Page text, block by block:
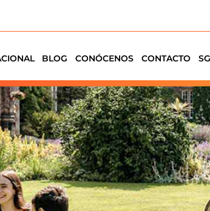
BLOG CONÓCENOS CONTACTO
oficial en 1